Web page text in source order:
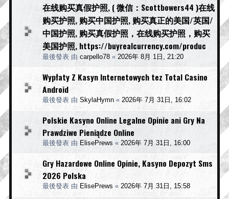
在线购买真假护照, ( 微信：Scottbowers44 )在线
购买护照, 购买中国护照, 购买真正的美国/英国/
中国护照, 购买真假护照，在线购买护照，购买
美国护照, https://buyrealcurrency.com/produc
最後發表 由 carpello78 « 2026年 8月 1日, 21:20
Wypłaty Z Kasyn Internetowych tez Total Casino
Android
最後發表 由 SkylaHymn « 2026年 7月 31日, 16:02
Polskie Kasyno Online Legalne Opinie ani Gry Na
Prawdziwe Pieniądze Online
最後發表 由 ElisePrews « 2026年 7月 31日, 16:00
Gry Hazardowe Online Opinie, Kasyno Depozyt Sms
2026 Polska
最後發表 由 ElisePrews « 2026年 7月 31日, 15:58